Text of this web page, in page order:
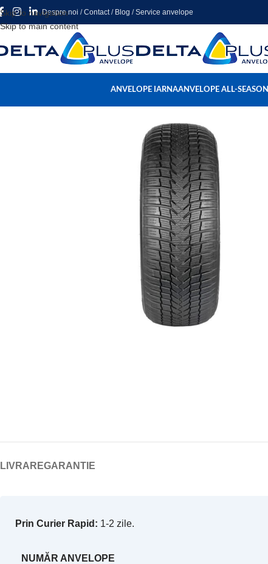
Skip to navigation
Skip to main content
Despre noi /Contact/ Blog /Service anvelope
ANVELOPE IARNAANVELOPE ALL-SEASON
LIVRAREGARANTIE
Prin Curier Rapid: 1-2 zile.
NUMĂR ANVELOPE